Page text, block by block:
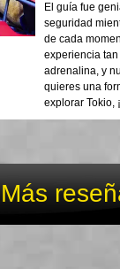
El guía fue
seguridad
de cada
experiencia
adrenalina, y
quieres una
explorar Tokio,
Más